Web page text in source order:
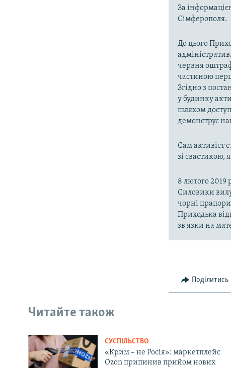
За
Сімферополя.
До цього
червня
частиною
Згідно з
у будинку
шляхом
демонструє
Сам активіст
зі свастикою,
8 лютого 2019
Силовики
чорні
Приходька
зв'язки на
Поділитись
Читайте також
СУСПІЛЬСТВО
«Крим – не Росія»: маркетплейс
Ozon припинив прийом нових